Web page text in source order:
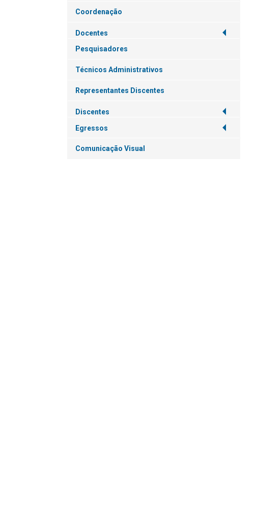
Coordenação
Docentes
Pesquisadores
Técnicos Administrativos
Representantes Discentes
Discentes
Egressos
Comunicação Visual